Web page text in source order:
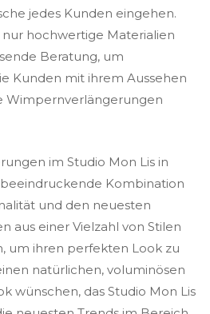
jedes Kunden eingehen.
hochwertige Materialien
Beratung, um
Kunden mit ihrem Aussehen
Wimpernverlängerungen
im Studio Mon Lis in
Kombination
und den neuesten
aus einer Vielzahl von Stilen
um ihren perfekten Look zu
natürlichen, voluminösen
wünschen, das Studio Mon Lis